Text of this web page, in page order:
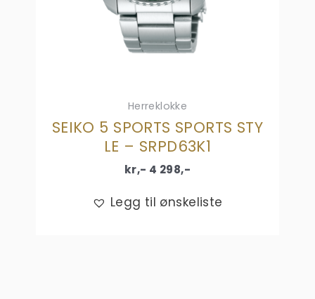
Herreklokke
SEIKO 5 SPORTS SPORTS STY
LE – SRPD63K1
kr,- 4 298,-
Legg til ønskeliste